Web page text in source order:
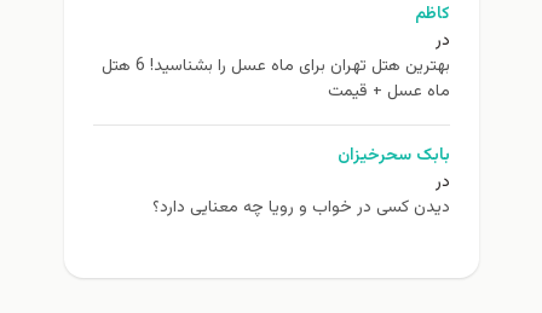
کاظم
در
بهترین هتل تهران برای ماه عسل را بشناسید! 6 هتل
ماه عسل + قیمت
بابک سحرخیزان
در
دیدن کسی در خواب و رویا چه معنایی دارد؟